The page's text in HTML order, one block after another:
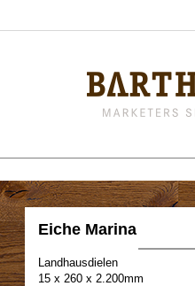
Eiche Marina
Landhausdielen
15 x 260 x 2.200mm